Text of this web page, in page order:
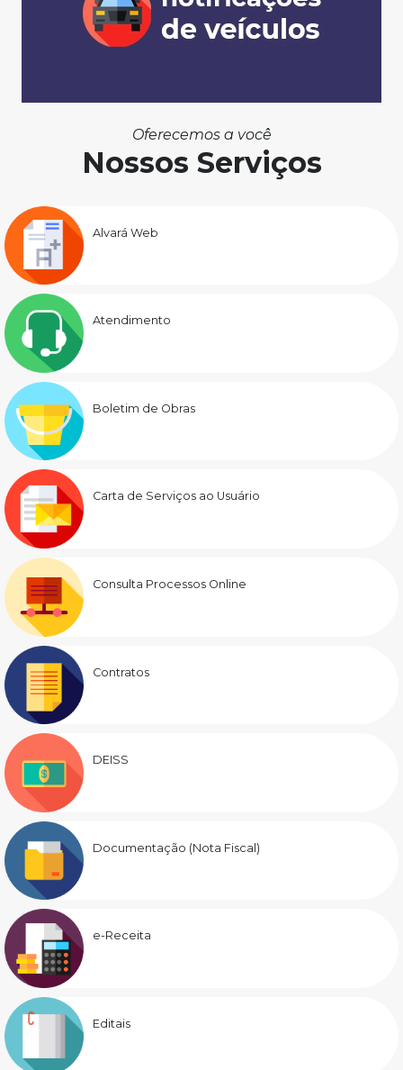
Oferecemos a você
Nossos Serviços
Alvará Web
Atendimento
Boletim de Obras
Carta de Serviços ao Usuário
Consulta Processos Online
Contratos
DEISS
Documentação (Nota Fiscal)
e-Receita
Editais